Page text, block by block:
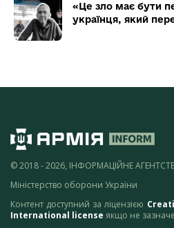
«Це зло має бути
українця, який
© 2018 - 2026, ІНФОРМАЦІЙНЕ
Міністерство оборони України
Контент доступний за ліцензією
International license якщо не